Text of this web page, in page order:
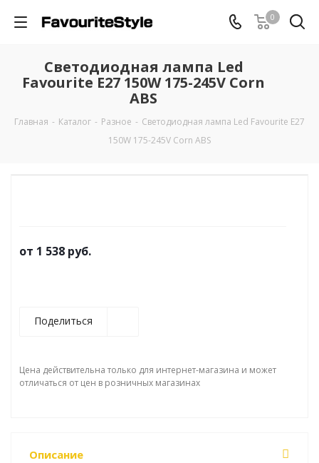
0
Светодиодная лампа Led
Favourite E27 150W 175-245V Corn
ABS
Главная - Каталог - Разное - Светодиодная лампа Led Favourite E27
150W 175-245V Corn ABS
от 1 538 руб.
Поделиться
Цена действительна только для интернет-магазина и может
отличаться от цен в розничных магазинах
Описание